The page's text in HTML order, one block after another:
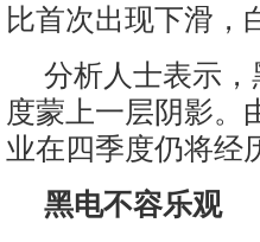
比首次出现下滑，
分析人士表示
度蒙上一层阴影。
业在四季度仍将经
黑电不容乐观